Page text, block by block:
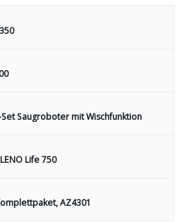
Saugroboter mit Wischfunktion
Life 750
AZ4301